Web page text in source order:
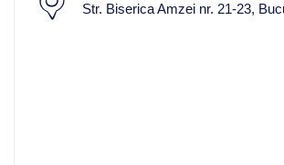
Str. Biserica Amzei nr. 21-23,